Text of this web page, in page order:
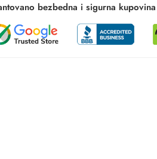
bezbedna i sigurna kupovina